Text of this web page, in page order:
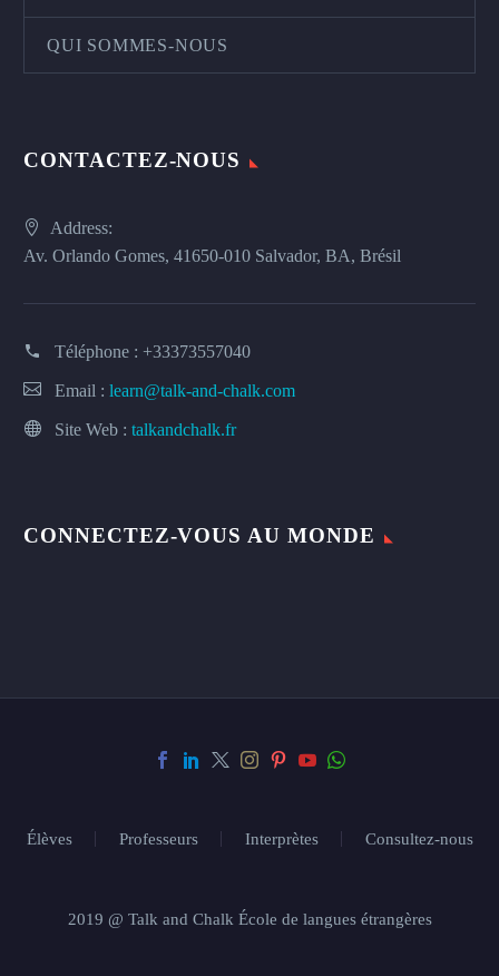
QUI SOMMES-NOUS
CONTACTEZ-NOUS
Address:
Av. Orlando Gomes, 41650-010 Salvador, BA, Brésil
Téléphone : +33373557040
Email : learn@talk-and-chalk.com
Site Web : talkandchalk.fr
CONNECTEZ-VOUS AU MONDE
Élèves Professeurs Interprètes Consultez-nous
2019 @ Talk and Chalk École de langues étrangères